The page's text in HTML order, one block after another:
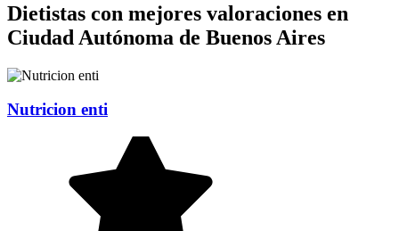
Dietistas con mejores valoraciones en
Ciudad Autónoma de Buenos Aires
Nutricion enti